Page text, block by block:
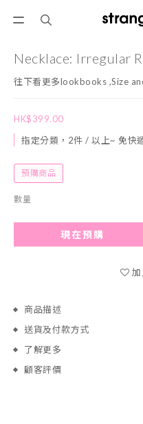
Necklace: Irregular
往下看更多lookbooks ,Size
HK$399.00
指定分類，2件 / 以上~ 免快
預購商品
數量
現在預購
商品描述
送貨及付款方式
了解更多
顧客評價